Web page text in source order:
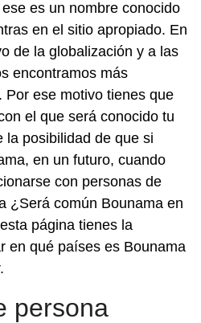
es un nombre conocido
en el sitio apropiado. En
de la globalización y a las
encontramos más
Por ese motivo tienes que
el que será conocido tu
la posibilidad de que si
en un futuro, cuando
con personas de
¿Será común Bounama en
página tienes la
en qué países es Bounama
persona